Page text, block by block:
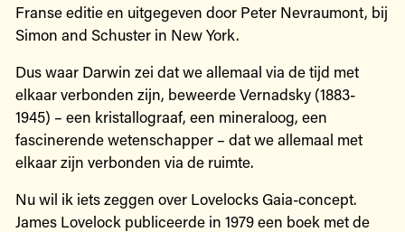
Franse editie en uitgegeven door Peter Nevraumont, bij
Simon and Schuster in New York.
Dus waar Darwin zei dat we allemaal via de tijd met
elkaar verbonden zijn, beweerde Vernadsky (1883-
1945) – een kristallograaf, een mineraloog, een
fascinerende wetenschapper – dat we allemaal met
elkaar zijn verbonden via de ruimte.
Nu wil ik iets zeggen over Lovelocks Gaia-concept.
James Lovelock publiceerde in 1979 een boek met de